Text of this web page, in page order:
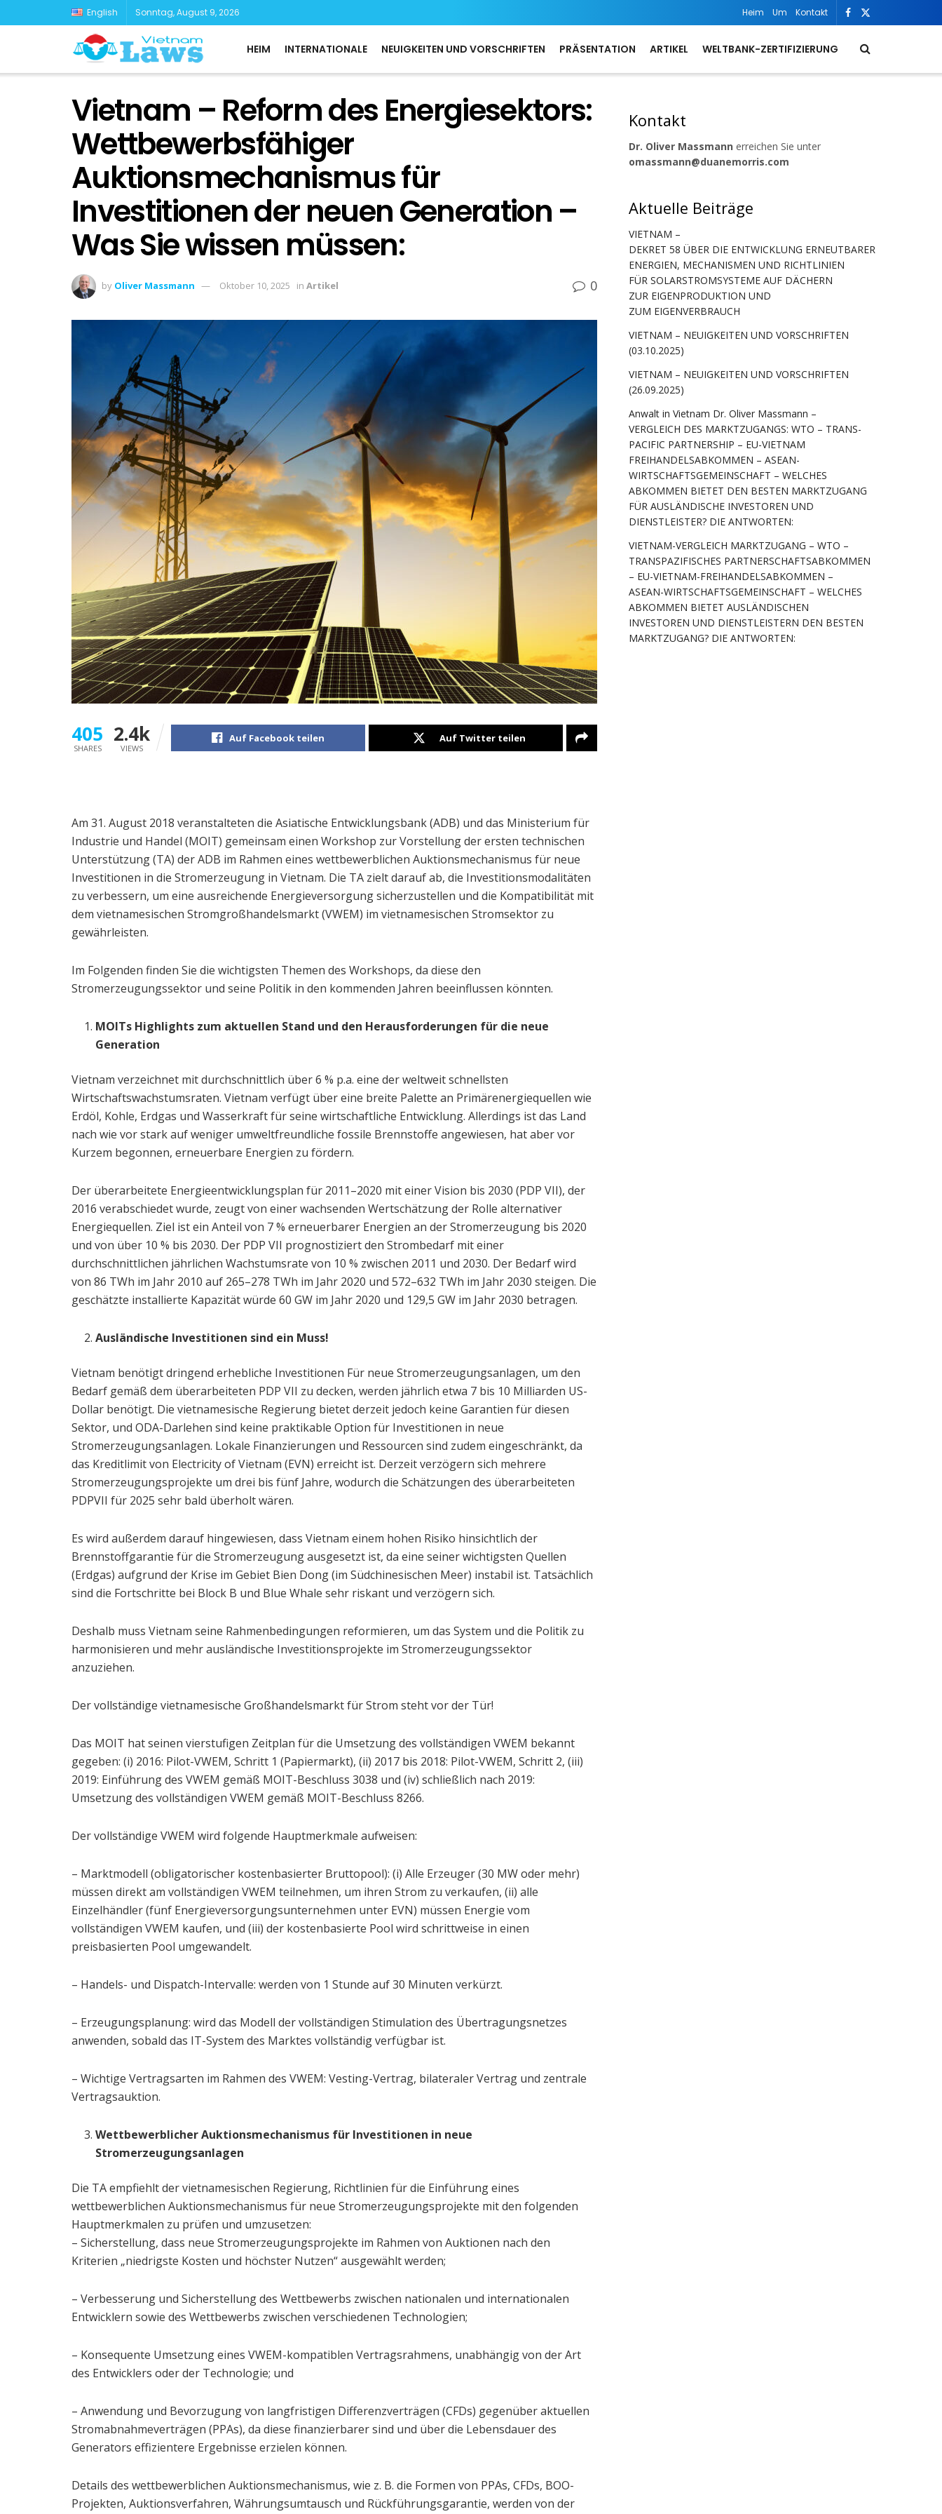
English Sonntag, August 9, 2026 Heim Um Kontakt
HEIM INTERNATIONALE NEUIGKEITEN UND VORSCHRIFTEN PRÄSENTATION ARTIKEL WELTBANK-ZERTIFIZIERUNG
Vietnam – Reform des Energiesektors:
Wettbewerbsfähiger
Auktionsmechanismus für
Investitionen der neuen Generation –
Was Sie wissen müssen:
by Oliver Massmann Oktober 10, 2025 in Artikel 0
405
SHARES
2.4k
VIEWS
Auf Facebook teilen Auf Twitter teilen
Am 31. August 2018 veranstalteten die Asiatische Entwicklungsbank (ADB) und das Ministerium für
Industrie und Handel (MOIT) gemeinsam einen Workshop zur Vorstellung der ersten technischen
Unterstützung (TA) der ADB im Rahmen eines wettbewerblichen Auktionsmechanismus für neue
Investitionen in die Stromerzeugung in Vietnam. Die TA zielt darauf ab, die Investitionsmodalitäten
zu verbessern, um eine ausreichende Energieversorgung sicherzustellen und die Kompatibilität mit
dem vietnamesischen Stromgroßhandelsmarkt (VWEM) im vietnamesischen Stromsektor zu
gewährleisten.
Im Folgenden finden Sie die wichtigsten Themen des Workshops, da diese den
Stromerzeugungssektor und seine Politik in den kommenden Jahren beeinflussen könnten.
MOITs Highlights zum aktuellen Stand und den Herausforderungen für die neue
Generation
Vietnam verzeichnet mit durchschnittlich über 6 % p.a. eine der weltweit schnellsten
Wirtschaftswachstumsraten. Vietnam verfügt über eine breite Palette an Primärenergiequellen wie
Erdöl, Kohle, Erdgas und Wasserkraft für seine wirtschaftliche Entwicklung. Allerdings ist das Land
nach wie vor stark auf weniger umweltfreundliche fossile Brennstoffe angewiesen, hat aber vor
Kurzem begonnen, erneuerbare Energien zu fördern.
Der überarbeitete Energieentwicklungsplan für 2011–2020 mit einer Vision bis 2030 (PDP VII), der
2016 verabschiedet wurde, zeugt von einer wachsenden Wertschätzung der Rolle alternativer
Energiequellen. Ziel ist ein Anteil von 7 % erneuerbarer Energien an der Stromerzeugung bis 2020
und von über 10 % bis 2030. Der PDP VII prognostiziert den Strombedarf mit einer
durchschnittlichen jährlichen Wachstumsrate von 10 % zwischen 2011 und 2030. Der Bedarf wird
von 86 TWh im Jahr 2010 auf 265–278 TWh im Jahr 2020 und 572–632 TWh im Jahr 2030 steigen. Die
geschätzte installierte Kapazität würde 60 GW im Jahr 2020 und 129,5 GW im Jahr 2030 betragen.
Ausländische Investitionen sind ein Muss!
Vietnam benötigt dringend erhebliche Investitionen Für neue Stromerzeugungsanlagen, um den
Bedarf gemäß dem überarbeiteten PDP VII zu decken, werden jährlich etwa 7 bis 10 Milliarden US-
Dollar benötigt. Die vietnamesische Regierung bietet derzeit jedoch keine Garantien für diesen
Sektor, und ODA-Darlehen sind keine praktikable Option für Investitionen in neue
Stromerzeugungsanlagen. Lokale Finanzierungen und Ressourcen sind zudem eingeschränkt, da
das Kreditlimit von Electricity of Vietnam (EVN) erreicht ist. Derzeit verzögern sich mehrere
Stromerzeugungsprojekte um drei bis fünf Jahre, wodurch die Schätzungen des überarbeiteten
PDPVII für 2025 sehr bald überholt wären.
Es wird außerdem darauf hingewiesen, dass Vietnam einem hohen Risiko hinsichtlich der
Brennstoffgarantie für die Stromerzeugung ausgesetzt ist, da eine seiner wichtigsten Quellen
(Erdgas) aufgrund der Krise im Gebiet Bien Dong (im Südchinesischen Meer) instabil ist. Tatsächlich
sind die Fortschritte bei Block B und Blue Whale sehr riskant und verzögern sich.
Deshalb muss Vietnam seine Rahmenbedingungen reformieren, um das System und die Politik zu
harmonisieren und mehr ausländische Investitionsprojekte im Stromerzeugungssektor
anzuziehen.
Der vollständige vietnamesische Großhandelsmarkt für Strom steht vor der Tür!
Das MOIT hat seinen vierstufigen Zeitplan für die Umsetzung des vollständigen VWEM bekannt
gegeben: (i) 2016: Pilot-VWEM, Schritt 1 (Papiermarkt), (ii) 2017 bis 2018: Pilot-VWEM, Schritt 2, (iii)
2019: Einführung des VWEM gemäß MOIT-Beschluss 3038 und (iv) schließlich nach 2019:
Umsetzung des vollständigen VWEM gemäß MOIT-Beschluss 8266.
Der vollständige VWEM wird folgende Hauptmerkmale aufweisen:
– Marktmodell (obligatorischer kostenbasierter Bruttopool): (i) Alle Erzeuger (30 MW oder mehr)
müssen direkt am vollständigen VWEM teilnehmen, um ihren Strom zu verkaufen, (ii) alle
Einzelhändler (fünf Energieversorgungsunternehmen unter EVN) müssen Energie vom
vollständigen VWEM kaufen, und (iii) der kostenbasierte Pool wird schrittweise in einen
preisbasierten Pool umgewandelt.
– Handels- und Dispatch-Intervalle: werden von 1 Stunde auf 30 Minuten verkürzt.
– Erzeugungsplanung: wird das Modell der vollständigen Stimulation des Übertragungsnetzes
anwenden, sobald das IT-System des Marktes vollständig verfügbar ist.
– Wichtige Vertragsarten im Rahmen des VWEM: Vesting-Vertrag, bilateraler Vertrag und zentrale
Vertragsauktion.
Wettbewerblicher Auktionsmechanismus für Investitionen in neue
Stromerzeugungsanlagen
Die TA empfiehlt der vietnamesischen Regierung, Richtlinien für die Einführung eines
wettbewerblichen Auktionsmechanismus für neue Stromerzeugungsprojekte mit den folgenden
Hauptmerkmalen zu prüfen und umzusetzen:
– Sicherstellung, dass neue Stromerzeugungsprojekte im Rahmen von Auktionen nach den
Kriterien „niedrigste Kosten und höchster Nutzen“ ausgewählt werden;
– Verbesserung und Sicherstellung des Wettbewerbs zwischen nationalen und internationalen
Entwicklern sowie des Wettbewerbs zwischen verschiedenen Technologien;
– Konsequente Umsetzung eines VWEM-kompatiblen Vertragsrahmens, unabhängig von der Art
des Entwicklers oder der Technologie; und
– Anwendung und Bevorzugung von langfristigen Differenzverträgen (CFDs) gegenüber aktuellen
Stromabnahmeverträgen (PPAs), da diese finanzierbarer sind und über die Lebensdauer des
Generators effizientere Ergebnisse erzielen können.
Details des wettbewerblichen Auktionsmechanismus, wie z. B. die Formen von PPAs, CFDs, BOO-
Projekten, Auktionsverfahren, Währungsumtausch und Rückführungsgarantie, werden von der
Kontakt
Dr. Oliver Massmann erreichen Sie unter
omassmann@duanemorris.com
Aktuelle Beiträge
VIETNAM –
DEKRET 58 ÜBER DIE ENTWICKLUNG ERNEUTBARER
ENERGIEN, MECHANISMEN UND RICHTLINIEN
FÜR SOLARSTROMSYSTEME AUF DÄCHERN
ZUR EIGENPRODUKTION UND
ZUM EIGENVERBRAUCH
VIETNAM – NEUIGKEITEN UND VORSCHRIFTEN
(03.10.2025)
VIETNAM – NEUIGKEITEN UND VORSCHRIFTEN
(26.09.2025)
Anwalt in Vietnam Dr. Oliver Massmann –
VERGLEICH DES MARKTZUGANGS: WTO – TRANS-
PACIFIC PARTNERSHIP – EU-VIETNAM
FREIHANDELSABKOMMEN – ASEAN-
WIRTSCHAFTSGEMEINSCHAFT – WELCHES
ABKOMMEN BIETET DEN BESTEN MARKTZUGANG
FÜR AUSLÄNDISCHE INVESTOREN UND
DIENSTLEISTER? DIE ANTWORTEN:
VIETNAM-VERGLEICH MARKTZUGANG – WTO –
TRANSPAZIFISCHES PARTNERSCHAFTSABKOMMEN
– EU-VIETNAM-FREIHANDELSABKOMMEN –
ASEAN-WIRTSCHAFTSGEMEINSCHAFT – WELCHES
ABKOMMEN BIETET AUSLÄNDISCHEN
INVESTOREN UND DIENSTLEISTERN DEN BESTEN
MARKTZUGANG? DIE ANTWORTEN: